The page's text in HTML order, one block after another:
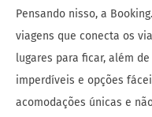
Pensando nisso, a
viagens que conecta os
lugares para ficar, além
imperdíveis e opções
acomodações únicas e